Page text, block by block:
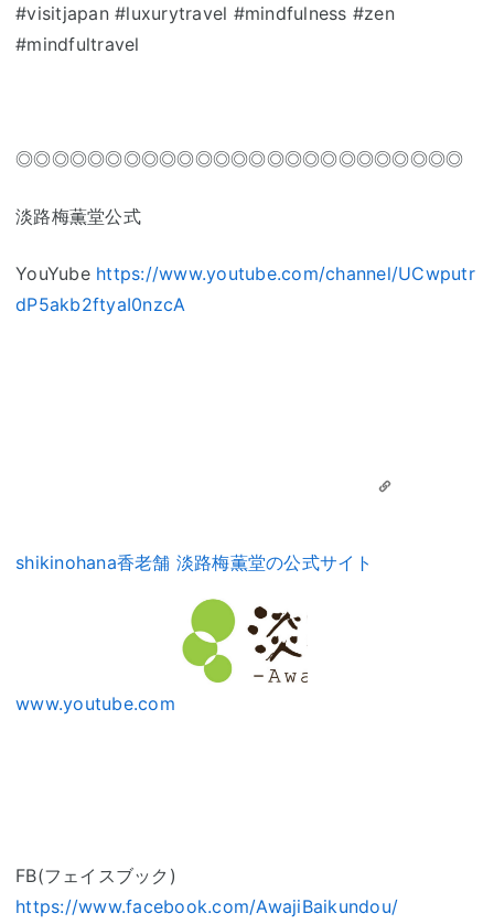
#visitjapan #luxurytravel #mindfulness #zen
#mindfultravel
◎◎◎◎◎◎◎◎◎◎◎◎◎◎◎◎◎◎◎◎◎◎◎◎◎
淡路梅薫堂公式
YouYube https://www.youtube.com/channel/UCwputr
dP5akb2ftyaI0nzcA
shikinohana香老舗 淡路梅薫堂の公式サイト
www.youtube.com
FB(フェイスブック)
https://www.facebook.com/AwajiBaikundou/